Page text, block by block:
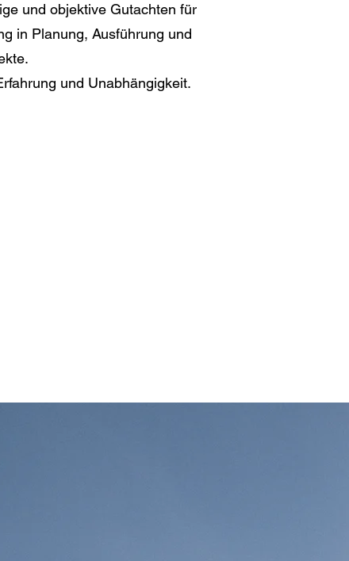
und objektive Gutachten für
in Planung, Ausführung und
und Unabhängigkeit.